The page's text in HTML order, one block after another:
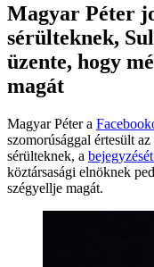
Magyar Péter
sérülteknek,
üzente, hogy
magát
Magyar Péter a
szomorúsággal értesült
sérülteknek, a
köztársasági elnöknek
szégyellje magát.